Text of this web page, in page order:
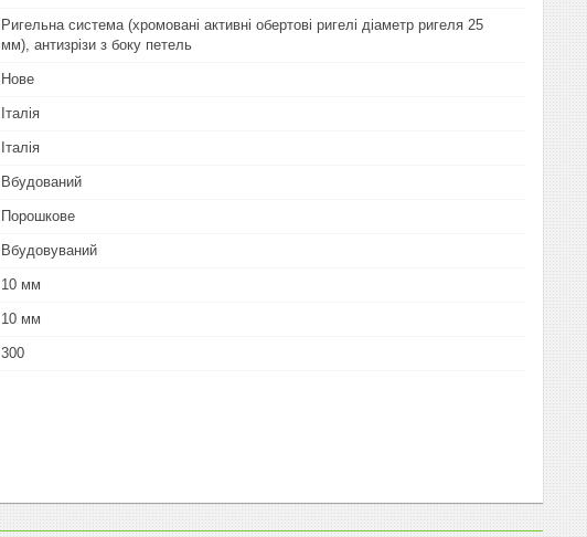
Ригельна система (хромовані активні обертові ригелі діаметр ригеля 25
мм), антизрізи з боку петель
Нове
Італія
Італія
Вбудований
Порошкове
Вбудовуваний
10 мм
10 мм
300